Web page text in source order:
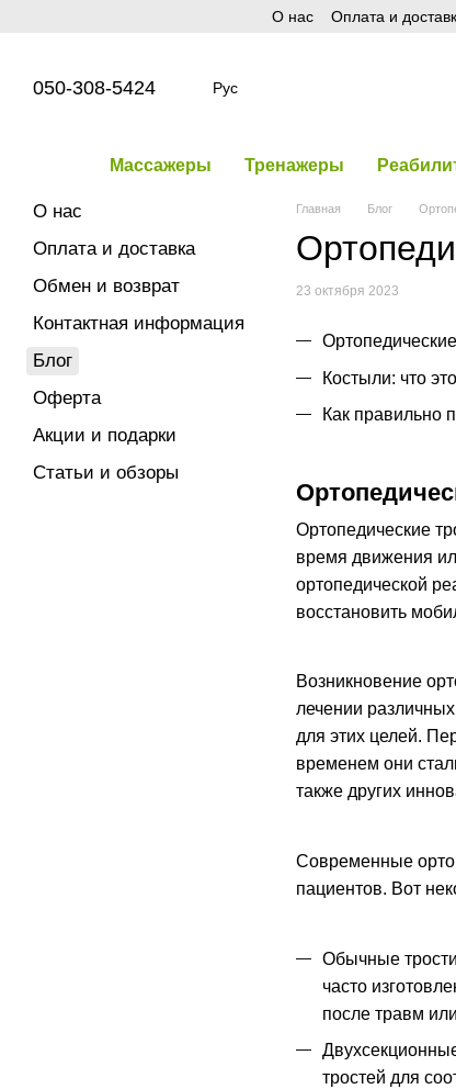
О нас Оплата и
050-308-5424 Рус
Массажеры Тренажеры
Главная Блог
23 октября 2023
Костыли: что
Как правильно
Ортопедические
время движения
ортопедической
восстановить
Возникновение
лечении
для этих целей.
временем они
также других
Современные
пациентов. Вот
Обычные
часто
после травм
тростей для
О нас
Оплата и доставка
Обмен и возврат
Контактная информация
Блог
Оферта
Акции и подарки
Статьи и обзоры